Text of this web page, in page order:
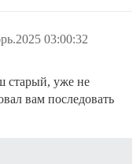
03:00:32
старый, уже не
вам последовать